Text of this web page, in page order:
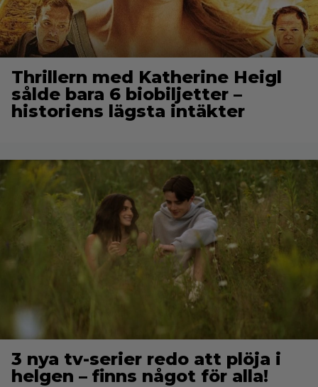
Thrillern med Katherine Heigl
sålde bara 6 biobiljetter –
historiens lägsta intäkter
3 nya tv-serier redo att plöja i
helgen – finns något för alla!